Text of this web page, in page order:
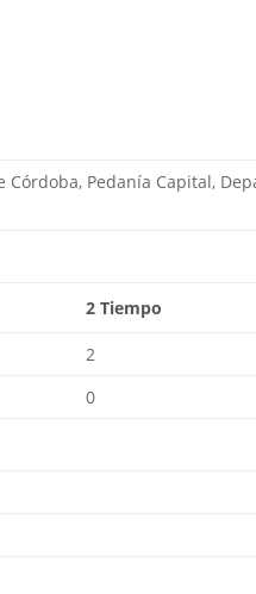
Pedanía Capital,
2 Tiempo
2
0